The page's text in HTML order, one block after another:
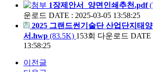
1장제안서_양면인쇄추천.pdf
운로드 DATE : 2025-03-05 13:58:25
2025 그랜드썬기술단 산업단지태
서.hwp (83.5K) 153회 다운로드 DATE
13:58:25
이전글